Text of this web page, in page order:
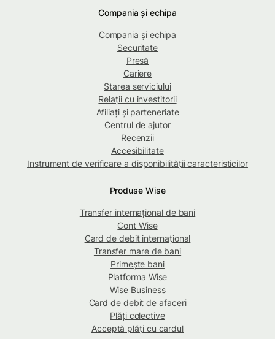
Compania și echipa
Compania și echipa
Securitate
Presă
Cariere
Starea serviciului
Relații cu investitorii
Afiliați și parteneriate
Centrul de ajutor
Recenzii
Accesibilitate
Instrument de verificare a disponibilității caracteristicilor
Produse Wise
Transfer internațional de bani
Cont Wise
Card de debit internațional
Transfer mare de bani
Primește bani
Platforma Wise
Wise Business
Card de debit de afaceri
Plăți colective
Acceptă plăți cu cardul